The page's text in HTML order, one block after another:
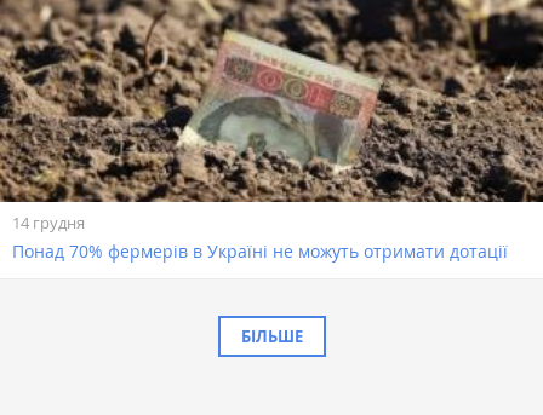
14 грудня
Понад 70% фермерів в Україні не можуть отримати дотації
БІЛЬШЕ